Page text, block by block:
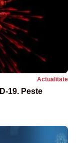
Actualitate
19. Peste